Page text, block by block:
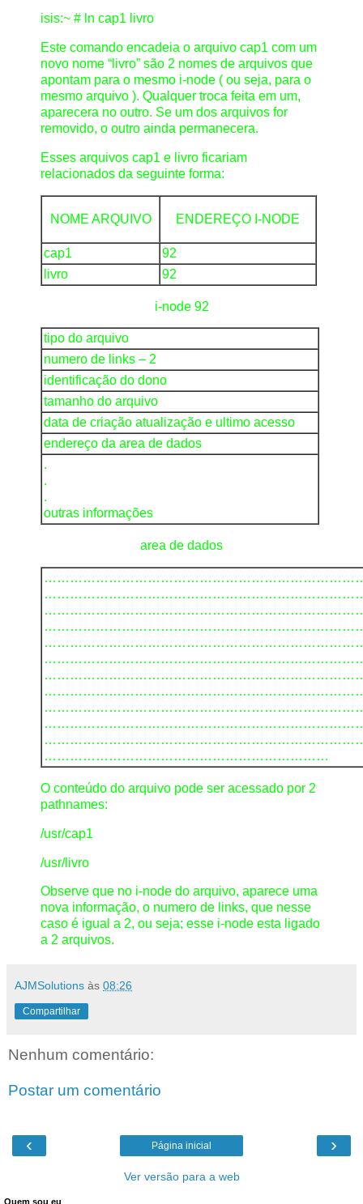
isis:~ # ln cap1 livro
Este comando encadeia o arquivo cap1 com um
novo nome “livro” são 2 nomes de arquivos que
apontam para o mesmo i-node ( ou seja, para o
mesmo arquivo ). Qualquer troca feita em um,
aparecera no outro. Se um dos arquivos for
removido, o outro ainda permanecera.
Esses arquivos cap1 e livro ficariam
relacionados da seguinte forma:
NOME ARQUIVO ENDEREÇO I-NODE
cap1
92
livro
92
i-node 92
tipo do arquivo
numero de links – 2
identificação do dono
tamanho do arquivo
data de criação atualização e ultimo acesso
endereço da area de dados
.
.
.
outras informações
area de dados
…………………………………………………………
O conteúdo do arquivo pode ser acessado por 2
pathnames:
/usr/cap1
/usr/livro
Observe que no i-node do arquivo, aparece uma
nova informação, o numero de links, que nesse
caso é igual a 2, ou seja; esse i-node esta ligado
a 2 arquivos.
AJMSolutions às 08:26
Compartilhar
Nenhum comentário:
Postar um comentário
‹ ›
Página inicial
Ver versão para a web
Quem sou eu